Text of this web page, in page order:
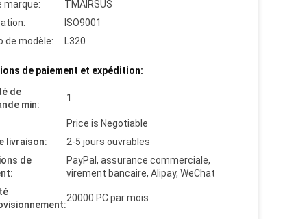
marque:
TMAIRSUS
ISO9001
de modèle:
L320
de paiement et expédition:
de
min:
1
Price is Negotiable
livraison:
2-5 jours ouvrables
de
PayPal, assurance commerciale,
virement bancaire, Alipay, WeChat
20000 PC par mois